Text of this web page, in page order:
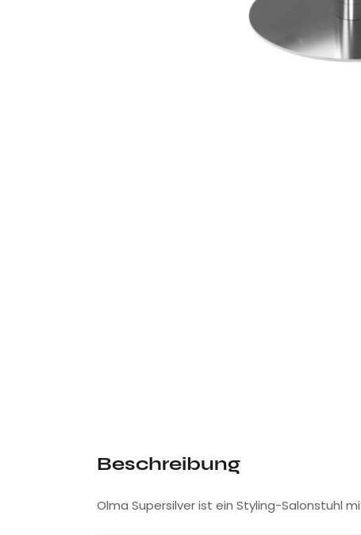
Beschreibung
Olma Supersilver ist ein Styling-Salonstuhl